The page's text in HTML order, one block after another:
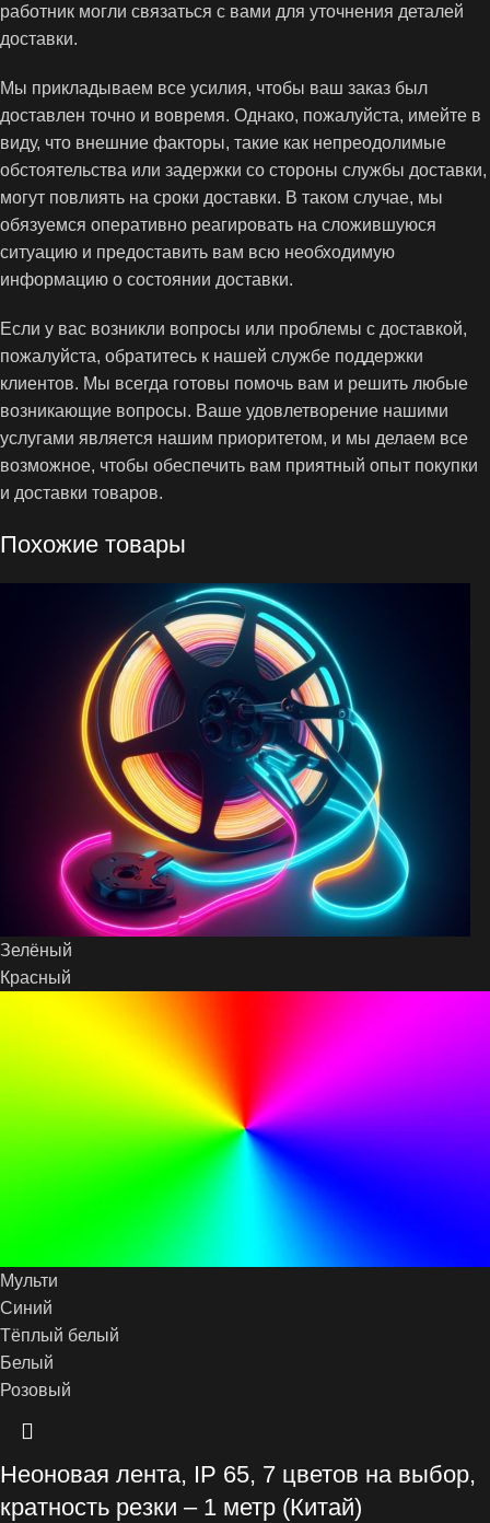
работник могли связаться с вами для уточнения деталей
доставки.
Мы прикладываем все усилия, чтобы ваш заказ был
доставлен точно и вовремя. Однако, пожалуйста, имейте в
виду, что внешние факторы, такие как непреодолимые
обстоятельства или задержки со стороны службы доставки,
могут повлиять на сроки доставки. В таком случае, мы
обязуемся оперативно реагировать на сложившуюся
ситуацию и предоставить вам всю необходимую
информацию о состоянии доставки.
Если у вас возникли вопросы или проблемы с доставкой,
пожалуйста, обратитесь к нашей службе поддержки
клиентов. Мы всегда готовы помочь вам и решить любые
возникающие вопросы. Ваше удовлетворение нашими
услугами является нашим приоритетом, и мы делаем все
возможное, чтобы обеспечить вам приятный опыт покупки
и доставки товаров.
Похожие товары
Зелёный
Красный
Мульти
Синий
Тёплый белый
Белый
Розовый
Неоновая лента, IP 65, 7 цветов на выбор,
кратность резки – 1 метр (Китай)